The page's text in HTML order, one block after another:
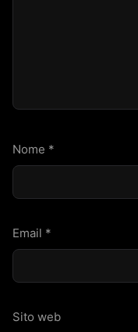
Nome *
Email *
Sito web